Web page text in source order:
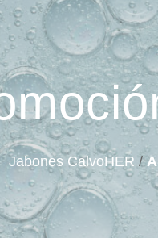
Jabones CalvoHER /